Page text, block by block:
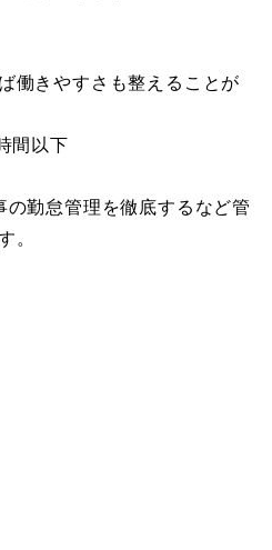
働きやすさも整えることが
間以下
勤怠管理を徹底するなど管
。